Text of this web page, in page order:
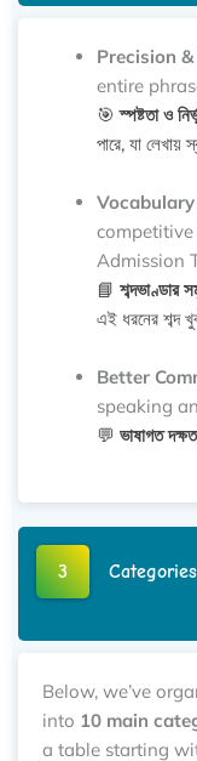
Precision
entire
🎯স্পষ্টতা ও
পারে, যা লেখায়
competitive
Admission
📘 শব্দভাণ্ডার
এই ধরনের শব্দ
Better
speaking
💬 ভাষাগত
3 Categories
Below, we’ve
into 10 main
a table starting